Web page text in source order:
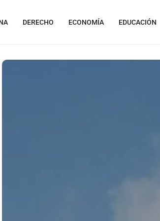
DERECHO ECONOMÍA EDUCACIÓN